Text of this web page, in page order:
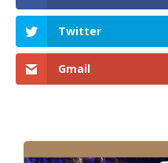
Twitter
Gmail